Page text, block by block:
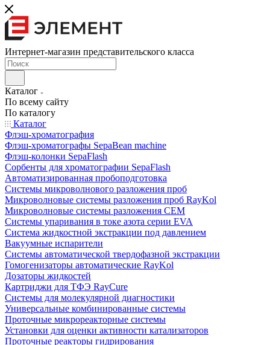
Интернет-магазин представительского класса
Каталог
По всему сайту
По каталогу
Каталог
Флэш-хроматография
Флэш-хроматографы SepaBean machine
Флэш-колонки SepaFlash
Сорбенты для хроматографии SepaFlash
Автоматизированная пробоподготовка
Системы микроволнового разложения проб
Микроволновые системы разложения проб RayKol
Микроволновые системы разложения CEM
Системы упаривания в токе азота серии EVA
Система жидкостной экстракции под давлением
Вакуумные испарители
Системы автоматической твердофазной экстракции
Гомогенизаторы автоматические RayKol
Дозаторы жидкостей
Картриджи для ТФЭ RayCure
Системы для молекулярной диагностики
Универсальные комбинированные системы
Проточные микрореакторные системы
Установки для оценки активности катализаторов
Проточные реакторы гидрирования